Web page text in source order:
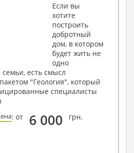
Если вы
хотите
построить
добротный
дом, в котором
будет жить не
одно
есть смысл
"Геология", который
специалисты
: от 6 000 грн.